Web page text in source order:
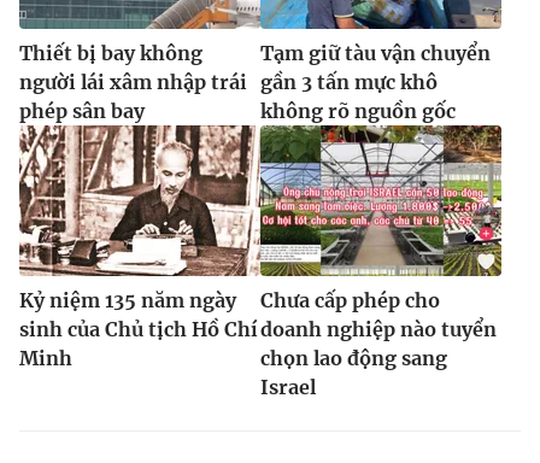
Thiết bị bay không
người lái xâm nhập trái
phép sân bay
Tạm giữ tàu vận chuyển
gần 3 tấn mực khô
không rõ nguồn gốc
Kỷ niệm 135 năm ngày
sinh của Chủ tịch Hồ Chí
Minh
Chưa cấp phép cho
doanh nghiệp nào tuyển
chọn lao động sang
Israel